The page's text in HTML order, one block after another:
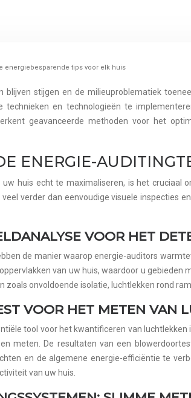
energiebesparende tips voor elk huis
blijven stijgen en de milieuproblematiek
technieken en technologieën te
geavanceerde methoden voor het
ENERGIE-
huis echt te maximaliseren, is het cruciaal
verder dan eenvoudige visuele inspecties
VOOR HET
de manier waarop energie-auditors
van uw huis, waardoor u
zoals onvoldoende isolatie, luchtlekken rond
VOOR HET METEN VAN
tool voor het kwantificeren van
meten. De resultaten van een
en de algemene energie-efficiëntie te
van uw huis.